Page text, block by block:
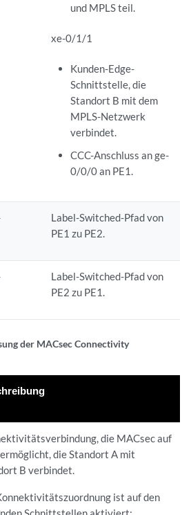
und MPLS teil.
xe-0/1/1
Kunden-Edge-
Schnittstelle, die
Standort B mit dem
MPLS-Netzwerk
verbindet.
CCC-Anschluss an ge-
0/0/0 an PE1.
Label-Switched-Pfad von
PE1 zu PE2.
Label-Switched-Pfad von
PE2 zu PE1.
der MACsec Connectivity
die MACsec auf
die Standort A mit
B verbindet.
ist auf den